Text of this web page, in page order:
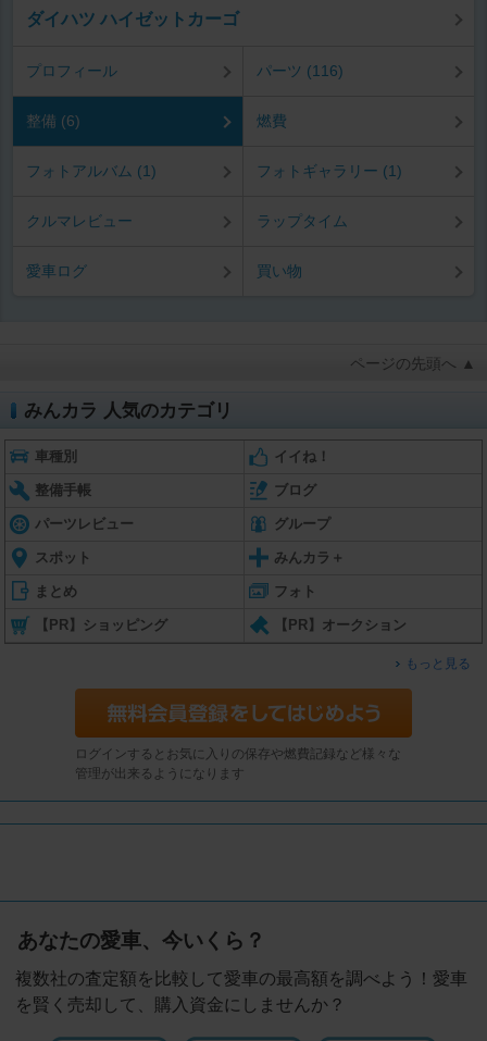
ダイハツ ハイゼットカーゴ
プロフィール パーツ (116)
整備 (6) 燃費
フォトアルバム (1) フォトギャラリー (1)
クルマレビュー ラップタイム
愛車ログ 買い物
ページの先頭へ ▲
みんカラ 人気のカテゴリ
車種別 イイね！
整備手帳 ブログ
パーツレビュー グループ
スポット みんカラ＋
まとめ フォト
【PR】ショッピング 【PR】オークション
もっと見る
ログインするとお気に入りの保存や燃費記録など様々な
管理が出来るようになります
あなたの愛車、今いくら？
複数社の査定額を比較して愛車の最高額を調べよう！愛車
を賢く売却して、購入資金にしませんか？